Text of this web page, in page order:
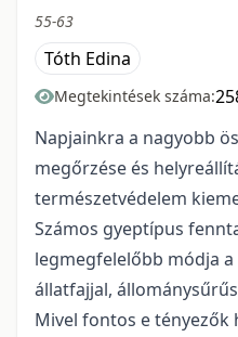
55-63
Tóth Edina
Megtekintések száma:
Napjainkra a nagyobb
megőrzése és
természetvédelem
Számos gyeptípus
legmegfelelőbb módja
állatfajjal,
Mivel fontos e tényezők